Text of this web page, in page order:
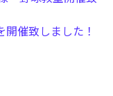
催致しました！